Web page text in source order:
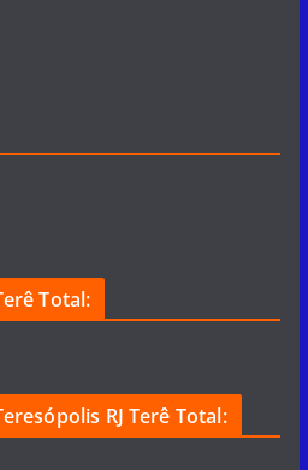
Total:
RJ Terê Total: